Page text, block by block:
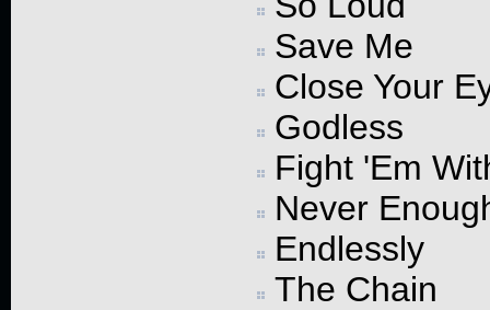
Save Me
Close Your
Godless
Fight 'Em
Never
Endlessly
The Chain